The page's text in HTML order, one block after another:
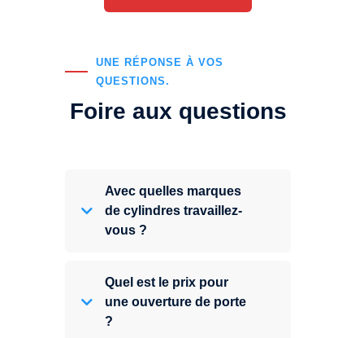
UNE RÉPONSE À VOS
QUESTIONS.
Foire aux questions
Avec quelles marques
de cylindres travaillez-
vous ?
Quel est le prix pour
une ouverture de porte
?